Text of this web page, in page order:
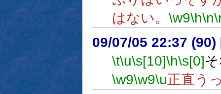
はない。 \w9\h\n
09/07/05 22:37 (90)
\t\u\s[10]\h\s[0]
\w9\w9\u正直う